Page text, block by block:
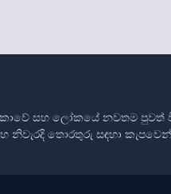
ලංකාවේ සහ ලෝකයේ නවතම
නිවැරදි තොරතුරු සඳහා